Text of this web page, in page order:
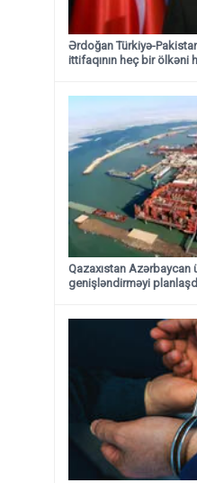
Ərdoğan Türkiyə-
ittifaqının heç bir ölkəni
Qazaxıstan Azərbaycan
genişləndirməyi